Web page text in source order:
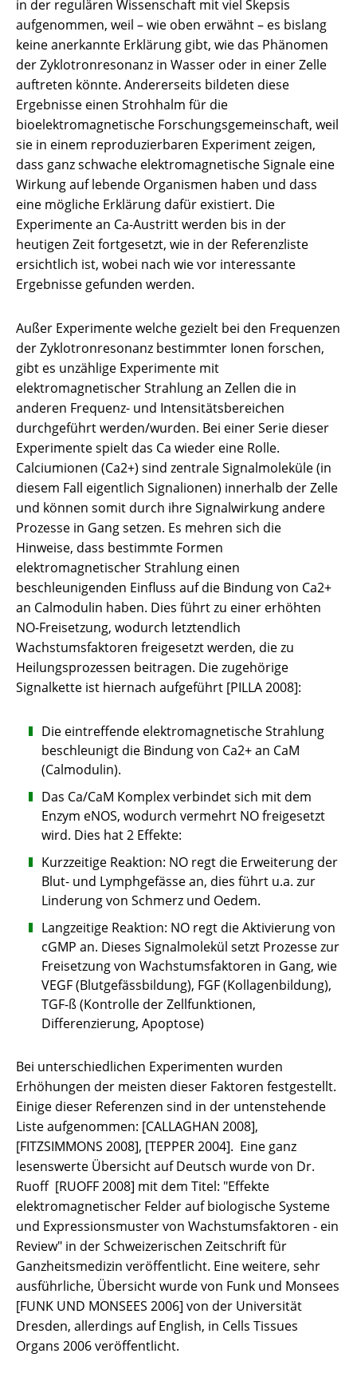
in der regulären Wissenschaft mit viel Skepsis
aufgenommen, weil – wie oben erwähnt – es bislang
keine anerkannte Erklärung gibt, wie das Phänomen
der Zyklotronresonanz in Wasser oder in einer Zelle
auftreten könnte. Andererseits bildeten diese
Ergebnisse einen Strohhalm für die
bioelektromagnetische Forschungsgemeinschaft, weil
sie in einem reproduzierbaren Experiment zeigen,
dass ganz schwache elektromagnetische Signale eine
Wirkung auf lebende Organismen haben und dass
eine mögliche Erklärung dafür existiert. Die
Experimente an Ca-Austritt werden bis in der
heutigen Zeit fortgesetzt, wie in der Referenzliste
ersichtlich ist, wobei nach wie vor interessante
Ergebnisse gefunden werden.
Außer Experimente welche gezielt bei den Frequenzen
der Zyklotronresonanz bestimmter Ionen forschen,
gibt es unzählige Experimente mit
elektromagnetischer Strahlung an Zellen die in
anderen Frequenz- und Intensitätsbereichen
durchgeführt werden/wurden. Bei einer Serie dieser
Experimente spielt das Ca wieder eine Rolle.
Calciumionen (Ca2+) sind zentrale Signalmoleküle (in
diesem Fall eigentlich Signalionen) innerhalb der Zelle
und können somit durch ihre Signalwirkung andere
Prozesse in Gang setzen. Es mehren sich die
Hinweise, dass bestimmte Formen
elektromagnetischer Strahlung einen
beschleunigenden Einfluss auf die Bindung von Ca2+
an Calmodulin haben. Dies führt zu einer erhöhten
NO-Freisetzung, wodurch letztendlich
Wachstumsfaktoren freigesetzt werden, die zu
Heilungsprozessen beitragen. Die zugehörige
Signalkette ist hiernach aufgeführt [PILLA 2008]:
Die eintreffende elektromagnetische Strahlung
beschleunigt die Bindung von Ca2+ an CaM
(Calmodulin).
Das Ca/CaM Komplex verbindet sich mit dem
Enzym eNOS, wodurch vermehrt NO freigesetzt
wird. Dies hat 2 Effekte:
Kurzzeitige Reaktion: NO regt die Erweiterung der
Blut- und Lymphgefässe an, dies führt u.a. zur
Linderung von Schmerz und Oedem.
Langzeitige Reaktion: NO regt die Aktivierung von
cGMP an. Dieses Signalmolekül setzt Prozesse zur
Freisetzung von Wachstumsfaktoren in Gang, wie
VEGF (Blutgefässbildung), FGF (Kollagenbildung),
TGF-ß (Kontrolle der Zellfunktionen,
Differenzierung, Apoptose)
Bei unterschiedlichen Experimenten wurden
Erhöhungen der meisten dieser Faktoren festgestellt.
Einige dieser Referenzen sind in der untenstehende
Liste aufgenommen: [CALLAGHAN 2008],
[FITZSIMMONS 2008], [TEPPER 2004]. Eine ganz
lesenswerte Übersicht auf Deutsch wurde von Dr.
Ruoff [RUOFF 2008] mit dem Titel: "Effekte
elektromagnetischer Felder auf biologische Systeme
und Expressionsmuster von Wachstumsfaktoren - ein
Review" in der Schweizerischen Zeitschrift für
Ganzheitsmedizin veröffentlicht. Eine weitere, sehr
ausführliche, Übersicht wurde von Funk und Monsees
[FUNK UND MONSEES 2006] von der Universität
Dresden, allerdings auf English, in Cells Tissues
Organs 2006 veröffentlicht.